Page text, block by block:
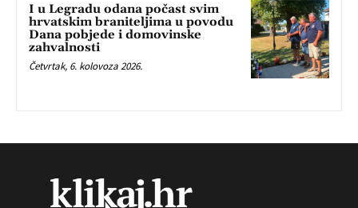
I u Legradu odana počast svim
hrvatskim braniteljima u povodu
Dana pobjede i domovinske
zahvalnosti
Četvrtak, 6. kolovoza 2026.